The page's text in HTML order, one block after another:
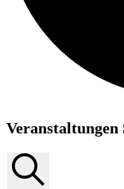
Veranstaltungen